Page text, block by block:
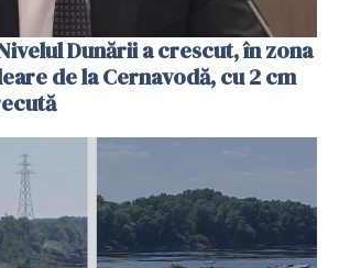
Dunării a crescut, în zona
de la Cernavodă, cu 2 cm